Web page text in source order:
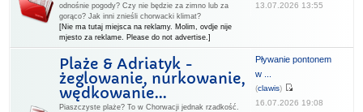
odnośnie pogody? Czy nie będzie za zimno lub za
gorąco? Jak inni znieśli chorwacki klimat?
[Nie ma tutaj miejsca na reklamy. Molim, ovdje nije
mjesto za reklame. Please do not advertise.]
13.07.2026 13:55
Plaże & Adriatyk -
żeglowanie, nurkowanie,
wędkowanie...
Piaszczyste plaże? To w Chorwacji jednak rzadkość.
Pływanie pontonem
w ...
(clawis)
16.07.2026 19:08